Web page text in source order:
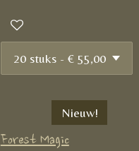
Nieuw!
Forest Magic